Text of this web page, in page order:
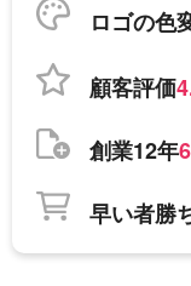
ロゴの色
顧客評価
創業12年
早い者勝